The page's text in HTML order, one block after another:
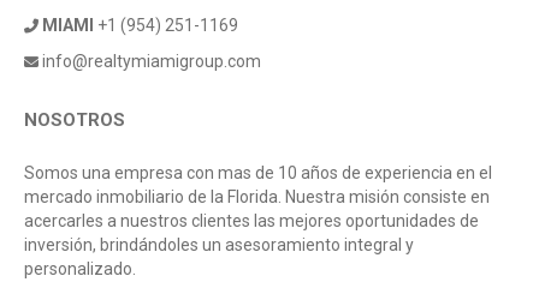
MIAMI +1 (954) 251-1169
info@realtymiamigroup.com
NOSOTROS
Somos una empresa con mas de 10 años de experiencia en el
mercado inmobiliario de la Florida. Nuestra misión consiste en
acercarles a nuestros clientes las mejores oportunidades de
inversión, brindándoles un asesoramiento integral y
personalizado.